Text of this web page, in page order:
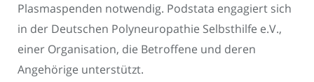
Plasmaspenden notwendig. Podstata engagiert sich
in der Deutschen Polyneuropathie Selbsthilfe e.V.,
einer Organisation, die Betroffene und deren
Angehörige unterstützt.